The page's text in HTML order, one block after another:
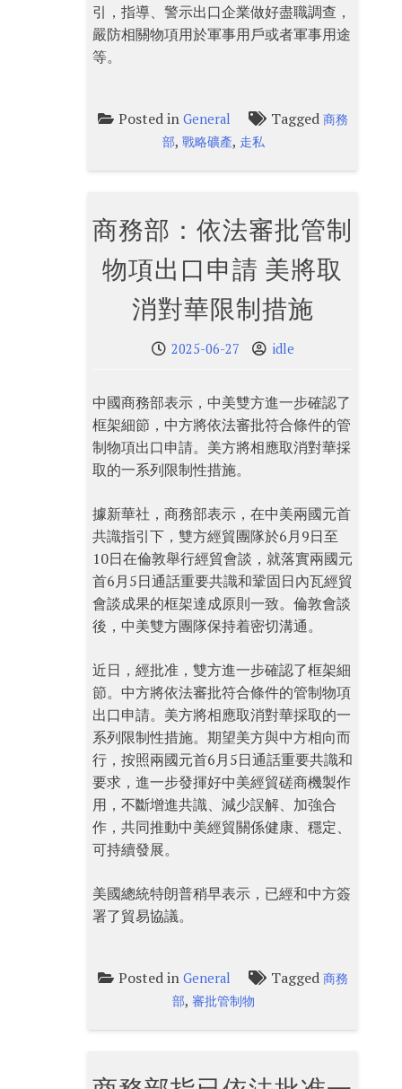
引，指導、警示出口企業做好盡職調查，
嚴防相關物項用於軍事用戶或者軍事用途
等。
Posted in General Tagged 商務
部,戰略礦產, 走私
商務部：依法審批管制
物項出口申請 美將取
消對華限制措施
2025-06-27 idle
中國商務部表示，中美雙方進一步確認了
框架細節，中方將依法審批符合條件的管
制物項出口申請。美方將相應取消對華採
取的一系列限制性措施。
據新華社，商務部表示，在中美兩國元首
共識指引下，雙方經貿團隊於6月9日至
10日在倫敦舉行經貿會談，就落實兩國元
首6月5日通話重要共識和鞏固日內瓦經貿
會談成果的框架達成原則一致。倫敦會談
後，中美雙方團隊保持着密切溝通。
近日，經批准，雙方進一步確認了框架細
節。中方將依法審批符合條件的管制物項
出口申請。美方將相應取消對華採取的一
系列限制性措施。期望美方與中方相向而
行，按照兩國元首6月5日通話重要共識和
要求，進一步發揮好中美經貿磋商機製作
用，不斷增進共識、減少誤解、加強合
作，共同推動中美經貿關係健康、穩定、
可持續發展。
美國總統特朗普稍早表示，已經和中方簽
署了貿易協議。
Posted in General Tagged 商務
部,審批管制物